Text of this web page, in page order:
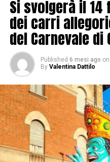
Si svolgerà il
dei carri
del Carnevale di
Published 6 mesi ago on
By Valentina Dattilo